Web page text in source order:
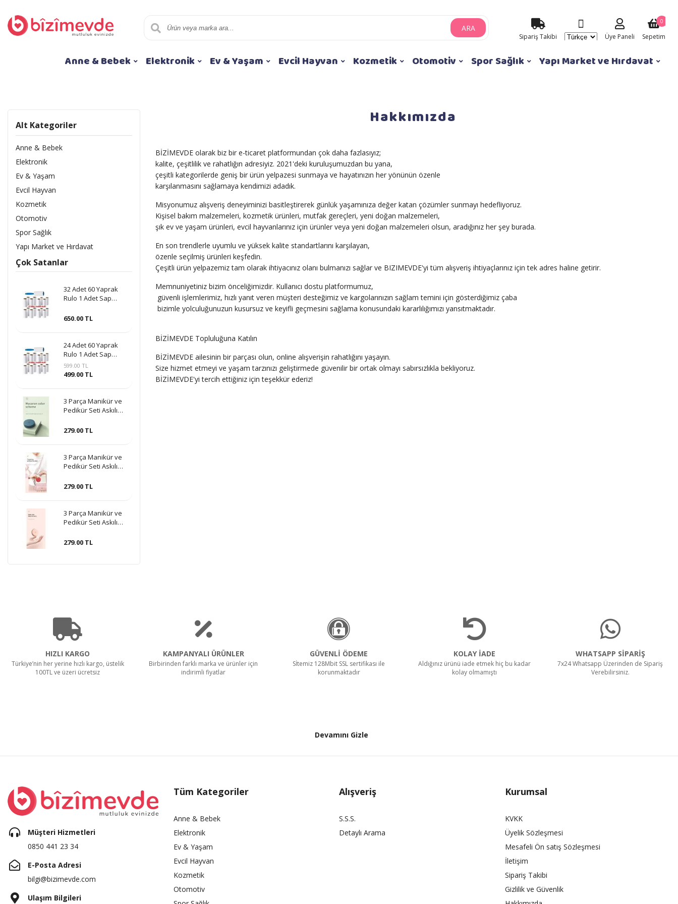
ARA
Sipariş Takibi Üye Paneli Sepetim
0
Anne & Bebek Elektronik Ev & Yaşam Evcil Hayvan Kozmetik Otomotiv Spor Sağlık Yapı Market ve Hırdavat
Alt Kategoriler
Anne & Bebek
Elektronik
Ev & Yaşam
Evcil Hayvan
Kozmetik
Otomotiv
Spor Sağlık
Yapı Market ve Hırdavat
Çok Satanlar
32 Adet 60 Yaprak
Rulo 1 Adet Sap
Tüy Alma Kedi Köpek
650.00 TL
24 Adet 60 Yaprak
Rulo 1 Adet Sap
Hediye Tüy Toplama
Tüy Alma Kedi Köpek
599.00 TL
499.00 TL
3 Parça Manikür ve
Pedikür Seti Askılı
Mavi
279.00 TL
3 Parça Manikür ve
Pedikür Seti Askılı
Kırmızı
279.00 TL
3 Parça Manikür ve
Pedikür Seti Askılı
Pudra
279.00 TL
Hakkımızda
BİZİMEVDE olarak biz bir e-ticaret platformundan çok daha fazlasıyız;
kalite, çeşitlilik ve rahatlığın adresiyiz. 2021'deki kuruluşumuzdan bu yana,
çeşitli kategorilerde geniş bir ürün yelpazesi sunmaya ve hayatınızın her yönünün özenle
karşılanmasını sağlamaya kendimizi adadık.
Misyonumuz alışveriş deneyiminizi basitleştirerek günlük yaşamınıza değer katan çözümler sunmayı hedefliyoruz.
Kişisel bakım malzemeleri, kozmetik ürünleri, mutfak gereçleri, yeni doğan malzemeleri,
şık ev ve yaşam ürünleri, evcil hayvanlarınız için ürünler veya yeni doğan malzemeleri olsun, aradığınız her şey burada.
En son trendlerle uyumlu ve yüksek kalite standartlarını karşılayan,
özenle seçilmiş ürünleri keşfedin.
Çeşitli ürün yelpazemiz tam olarak ihtiyacınız olanı bulmanızı sağlar ve BIZIMEVDE'yi tüm alışveriş ihtiyaçlarınız için tek adres haline getirir.
Memnuniyetiniz bizim önceliğimizdir. Kullanıcı dostu platformumuz,
güvenli işlemlerimiz, hızlı yanıt veren müşteri desteğimiz ve kargolarınızın sağlam temini için gösterdiğimiz çaba
bizimle yolculuğunuzun kusursuz ve keyifli geçmesini sağlama konusundaki kararlılığımızı yansıtmaktadır.
BİZİMEVDE Topluluğuna Katılın
BİZİMEVDE ailesinin bir parçası olun, online alışverişin rahatlığını yaşayın.
Size hizmet etmeyi ve yaşam tarzınızı geliştirmede güvenilir bir ortak olmayı sabırsızlıkla bekliyoruz.
BİZİMEVDE'yi tercih ettiğiniz için teşekkür ederiz!
HIZLI KARGO
Türkiye’nin her yerine hızlı kargo, üstelik
100TL ve üzeri ücretsiz
KAMPANYALI ÜRÜNLER
Birbirinden farklı marka ve ürünler için
indirimli fiyatlar
GÜVENLİ ÖDEME
Sİtemiz 128Mbit SSL sertifikası ile
korunmaktadır
KOLAY İADE
Aldığınız ürünü iade etmek hiç bu kadar
kolay olmamıştı
WHATSAPP SİPARİŞ
7x24 Whatsapp Üzerinden de Sipariş
Verebilirsiniz.
Devamını Gizle
Müşteri Hizmetleri
0850 441 23 34
E-Posta Adresi
bilgi@bizimevde.com
Ulaşım Bilgileri
Tüm Kategoriler
Anne & Bebek
Elektronik
Ev & Yaşam
Evcil Hayvan
Kozmetik
Otomotiv
Alışveriş
S.S.S.
Detaylı Arama
Kurumsal
KVKK
Üyelik Sözleşmesi
Mesafeli Ön satış Sözleşmesi
İletişim
Sipariş Takibi
Gizlilik ve Güvenlik